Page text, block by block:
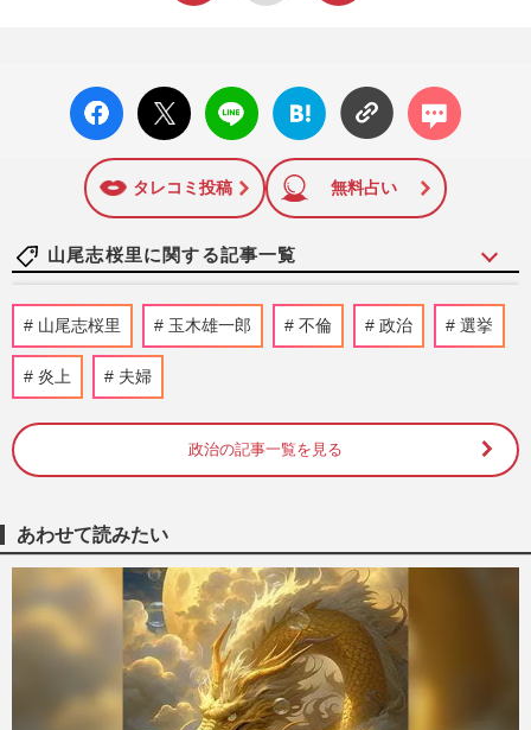
facebo
ok い
X ポス
ト
LINE
はてな
ブック
に追加
コメン
ト
タレコミ投稿 無料占い
山尾志桜里に関する記事一覧
元衆議院議員の山尾志桜里氏、高市早苗首
相への“媚びを売るな”批判に激怒…自身の
境遇を重ね合わせての“…
【参院選】山尾志桜里＆杉田水脈、落選は
過去の“問題行動”が影響か「不倫疑惑」と
週刊女性PRIME
参院選・山尾志桜里『小5男子』と「女性
天皇と選択的夫婦別姓」やり取りで“やら
せ説”が浮上に大反論！拭…
週刊女性PRIME
山尾志桜里 玉木雄一郎 不倫 政治 選挙
炎上 夫婦
政治の記事一覧を見る
あわせて読みたい